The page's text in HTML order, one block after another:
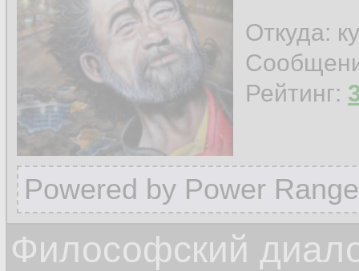
Откуда:
Рейтинг:
Powered by Power
Философский